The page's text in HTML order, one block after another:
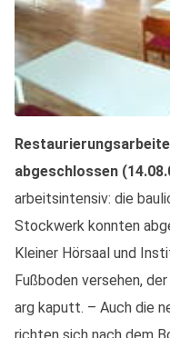
abgeschlossen
arbeitsintensiv: die
Stockwerk konnten
Kleiner Hörsaal und
Fußboden versehen,
arg kaputt. – Auch die